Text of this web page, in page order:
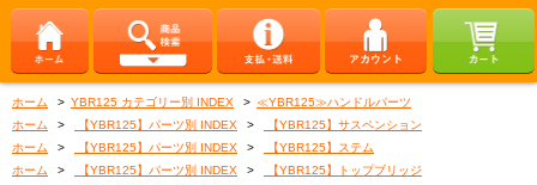
ホーム > YBR125 カテゴリー別 INDEX > ≪YBR125≫ハンドルパーツ
ホーム
> 【YBR125】パーツ別 INDEX >
【YBR125】サスペンション
ホーム
> 【YBR125】パーツ別 INDEX >
【YBR125】ステム
ホーム
> 【YBR125】パーツ別 INDEX >
【YBR125】トップブリッジ